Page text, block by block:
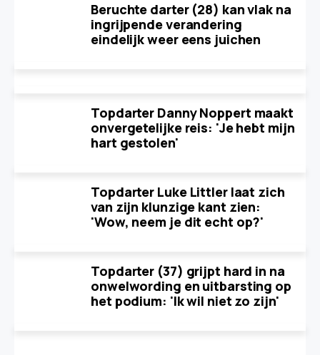
Beruchte darter (28) kan vlak na
ingrijpende verandering
eindelijk weer eens juichen
Topdarter Danny Noppert maakt
onvergetelijke reis: 'Je hebt mijn
hart gestolen'
Topdarter Luke Littler laat zich
van zijn klunzige kant zien:
'Wow, neem je dit echt op?'
Topdarter (37) grijpt hard in na
onwelwording en uitbarsting op
het podium: 'Ik wil niet zo zijn'